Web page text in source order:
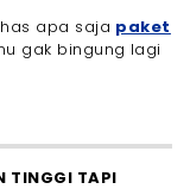
3GB 28hari
bulan
apa saja paket
gak bingung lagi
TINGGI TAPI